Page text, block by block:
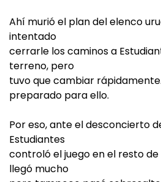
Ahí murió el plan del elenco
intentado
cerrarle los caminos a
terreno, pero
tuvo que cambiar
preparado para ello.
Por eso, ante el desconcierto
Estudiantes
controló el juego en el resto
llegó mucho